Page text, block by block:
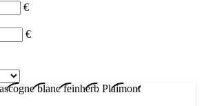
€
€